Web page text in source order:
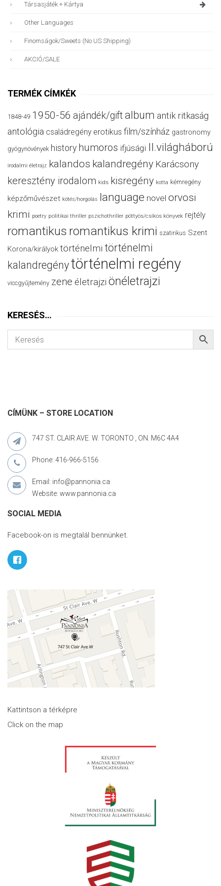
Társasjáték + Kártya
Other Languages
Finomságok/sweets (no US Shipping)
AKCIÓ/SALE
TERMÉK CÍMKÉK
1848-49 1950-56 ajándék/giftalbum antik ritkaság
antológia családregény erotikus film/színház gastronomy
gyógynövények history humoros ifjúsági II.világháború
irodalmi életrajz kalandos kalandregény Karácsony
keresztény irodalom kids kisregény kotta kémregény
képzőművészet kötés/horgolás language novel orvosi
krimi poetry politikai thriller pszichothriller pöttyös/csíkos könyvek rejtély
romantikus romantikus krimi szatirikus Szent
Korona/királyok történelmi történelmi
kalandregénytörténelmi regény
viccgyűjtemény zene életrajzi önéletrajzi
KERESÉS…
CÍMÜNK – STORE LOCATION
747 ST. CLAIR AVE. W. TORONTO , ON. M6C 4A4
Phone: 416-966-5156
Email: info@pannonia.ca
Website: www.pannonia.ca
SOCIAL MEDIA
Facebook-on is megtalál bennünket.
Kattintson a térképre
Click on the map